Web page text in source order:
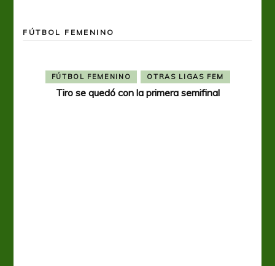
FÚTBOL FEMENINO
FÚTBOL FEMENINO OTRAS LIGAS FEM
Tiro se quedó con la primera semifinal